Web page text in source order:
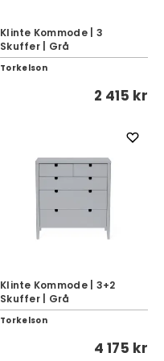
Klinte Kommode | 3
Skuffer | Grå
Torkelson
2 415 kr
Klinte Kommode | 3+2
Skuffer | Grå
Torkelson
4 175 kr